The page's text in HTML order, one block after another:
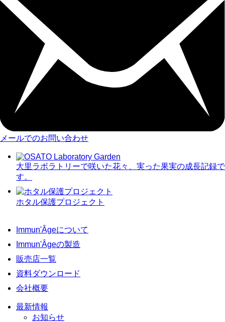
メールでのお問い合わせ
大里ラボラトリーで咲いた花々、実った果実の成長記録で
す。
ホタル保護プロジェクト
Immun'Âgeについて
Immun'Âgeの製造
販売店一覧
資料ダウンロード
会社概要
最新情報
お知らせ